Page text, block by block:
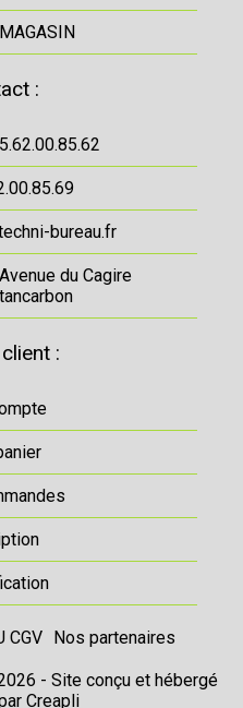
:
bureau.fr
du Cagire
:
CGV Nos partenaires
- Site conçu et hébergé
Creapli